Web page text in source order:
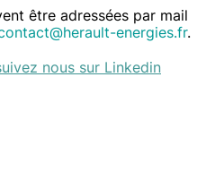
être adressées par mail
energies.fr.
nous sur Linkedin